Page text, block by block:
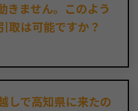
きません。このよう
取は可能ですか？
しで高知県に来たの